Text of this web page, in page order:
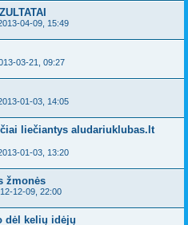
04-09, 15:49
03-21, 09:27
01-03, 14:05
liečiantys aludariuklubas.lt
01-03, 13:20
žmonės
12-09, 22:00
dėl kelių idėjų